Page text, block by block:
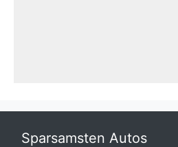
Sparsamsten Autos